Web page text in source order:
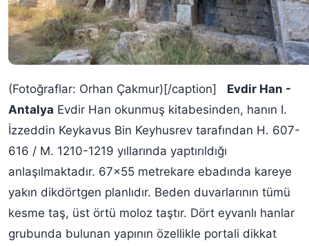
(Fotoğraflar: Orhan Çakmur)[/caption] Evdir Han -
Antalya Evdir Han okunmuş kitabesinden, hanın I.
İzzeddin Keykavus Bin Keyhusrev tarafından H. 607-
616 / M. 1210-1219 yıllarında yaptırıldığı
anlaşılmaktadır. 67x55 metrekare ebadında kareye
yakın dikdörtgen planlıdır. Beden duvarlarının tümü
kesme taş, üst örtü moloz taştır. Dört eyvanlı hanlar
grubunda bulunan yapının özellikle portali dikkat